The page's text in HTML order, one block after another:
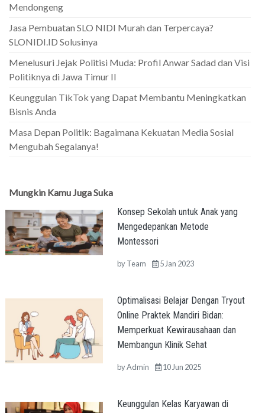
Mendongeng
Jasa Pembuatan SLO NIDI Murah dan Terpercaya?
SLONIDI.ID Solusinya
Menelusuri Jejak Politisi Muda: Profil Anwar Sadad dan Visi
Politiknya di Jawa Timur II
Keunggulan TikTok yang Dapat Membantu Meningkatkan
Bisnis Anda
Masa Depan Politik: Bagaimana Kekuatan Media Sosial
Mengubah Segalanya!
Mungkin Kamu Juga Suka
Konsep Sekolah untuk Anak yang
Mengedepankan Metode
Montessori
byTeam 5 Jan 2023
Optimalisasi Belajar Dengan Tryout
Online Praktek Mandiri Bidan:
Memperkuat Kewirausahaan dan
Membangun Klinik Sehat
byAdmin 10 Jun 2025
Keunggulan Kelas Karyawan di